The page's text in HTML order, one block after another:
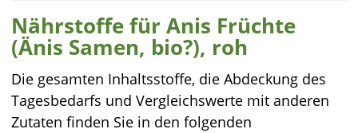
Nährstoffe für Anis Früchte
(Änis Samen, bio?), roh
Die gesamten Inhaltsstoffe, die Abdeckung des
Tagesbedarfs und Vergleichswerte mit anderen
Zutaten finden Sie in den folgenden